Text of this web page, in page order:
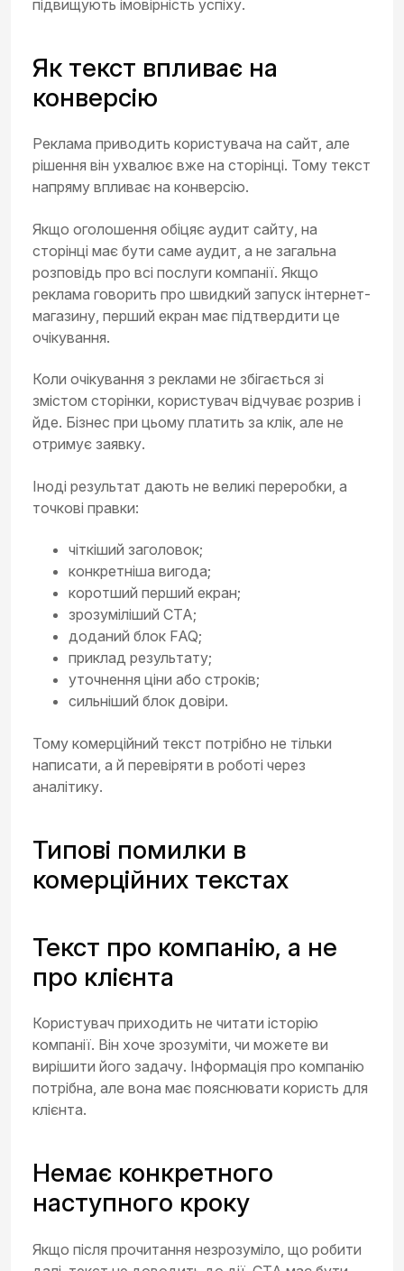
підвищують імовірність успіху.
Як текст впливає на
конверсію
Реклама приводить користувача на сайт, але
рішення він ухвалює вже на сторінці. Тому текст
напряму впливає на конверсію.
Якщо оголошення обіцяє аудит сайту, на
сторінці має бути саме аудит, а не загальна
розповідь про всі послуги компанії. Якщо
реклама говорить про швидкий запуск інтернет-
магазину, перший екран має підтвердити це
очікування.
Коли очікування з реклами не збігається зі
змістом сторінки, користувач відчуває розрив і
йде. Бізнес при цьому платить за клік, але не
отримує заявку.
Іноді результат дають не великі переробки, а
точкові правки:
чіткіший заголовок;
конкретніша вигода;
коротший перший екран;
зрозуміліший CTA;
доданий блок FAQ;
приклад результату;
уточнення ціни або строків;
сильніший блок довіри.
Тому комерційний текст потрібно не тільки
написати, а й перевіряти в роботі через
аналітику.
Типові помилки в
комерційних текстах
Текст про компанію, а не
про клієнта
Користувач приходить не читати історію
компанії. Він хоче зрозуміти, чи можете ви
вирішити його задачу. Інформація про компанію
потрібна, але вона має пояснювати користь для
клієнта.
Немає конкретного
наступного кроку
Якщо після прочитання незрозуміло, що робити